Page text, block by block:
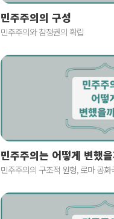
민주주의의 구성
민주주의와 참정권의 확립
민주주의는 어떻게 변했
민주주의의 구조적 원형, 로마 공화